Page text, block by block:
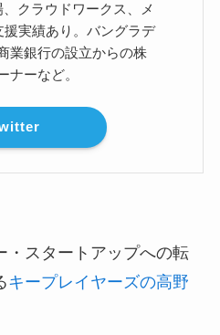
クラウドワークス、メ
援実績あり。バングラデ
業銀行の設立からの株
ナーなど。
・スタートアップへの転
キープレイヤーズの高野